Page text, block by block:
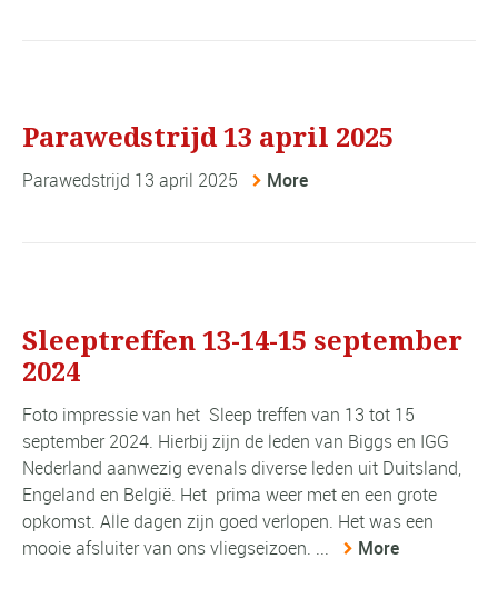
Parawedstrijd 13 april 2025
Parawedstrijd 13 april 2025 More
Sleeptreffen 13-14-15 september
2024
Foto impressie van het Sleep treffen van 13 tot 15
september 2024. Hierbij zijn de leden van Biggs en IGG
Nederland aanwezig evenals diverse leden uit Duitsland,
Engeland en België. Het prima weer met en een grote
opkomst. Alle dagen zijn goed verlopen. Het was een
mooie afsluiter van ons vliegseizoen. ...
More